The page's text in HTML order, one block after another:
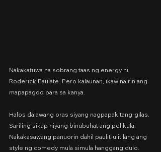
Nakakatuwa na sobrang taas ng energy ni
Roderick Paulate. Pero kalaunan, ikaw na rin ang
mapapagod para sa kanya.
Halos dalawang oras siyang nagpapakitang-gilas.
Sariling sikap niyang binubuhat ang pelikula.
Nakakasawang panuorin dahil paulit-ulit lang ang
style ng comedy mula simula hanggang dulo.